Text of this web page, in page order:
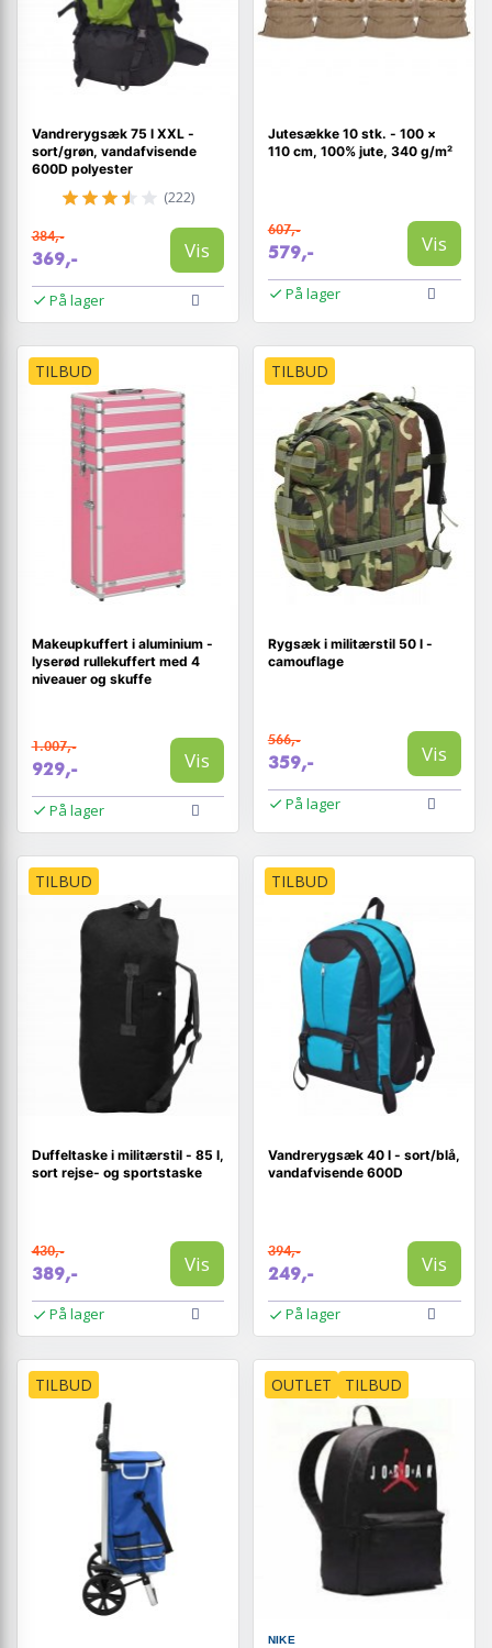
Vandrerygsæk 75 l XXL -
sort/grøn, vandafvisende
600D polyester
(222)
384,-
369,- Vis
På lager
Jutesække 10 stk. - 100 ×
110 cm, 100% jute, 340 g/m²
607,-
579,- Vis
På lager
TILBUD
Makeupkuffert i aluminium -
lyserød rullekuffert med 4
niveauer og skuffe
1.007,-
929,- Vis
På lager
TILBUD
Rygsæk i militærstil 50 l -
camouflage
566,-
359,- Vis
På lager
TILBUD
Duffeltaske i militærstil - 85 l,
sort rejse- og sportstaske
430,-
389,- Vis
På lager
TILBUD
Vandrerygsæk 40 l - sort/blå,
vandafvisende 600D
394,-
249,- Vis
På lager
TILBUD OUTLET TILBUD
NIKE